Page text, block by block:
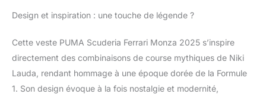
Design et inspiration : une touche de légende ?
Cette veste PUMA Scuderia Ferrari Monza 2025 s’inspire
directement des combinaisons de course mythiques de Niki
Lauda, rendant hommage à une époque dorée de la Formule
1. Son design évoque à la fois nostalgie et modernité,